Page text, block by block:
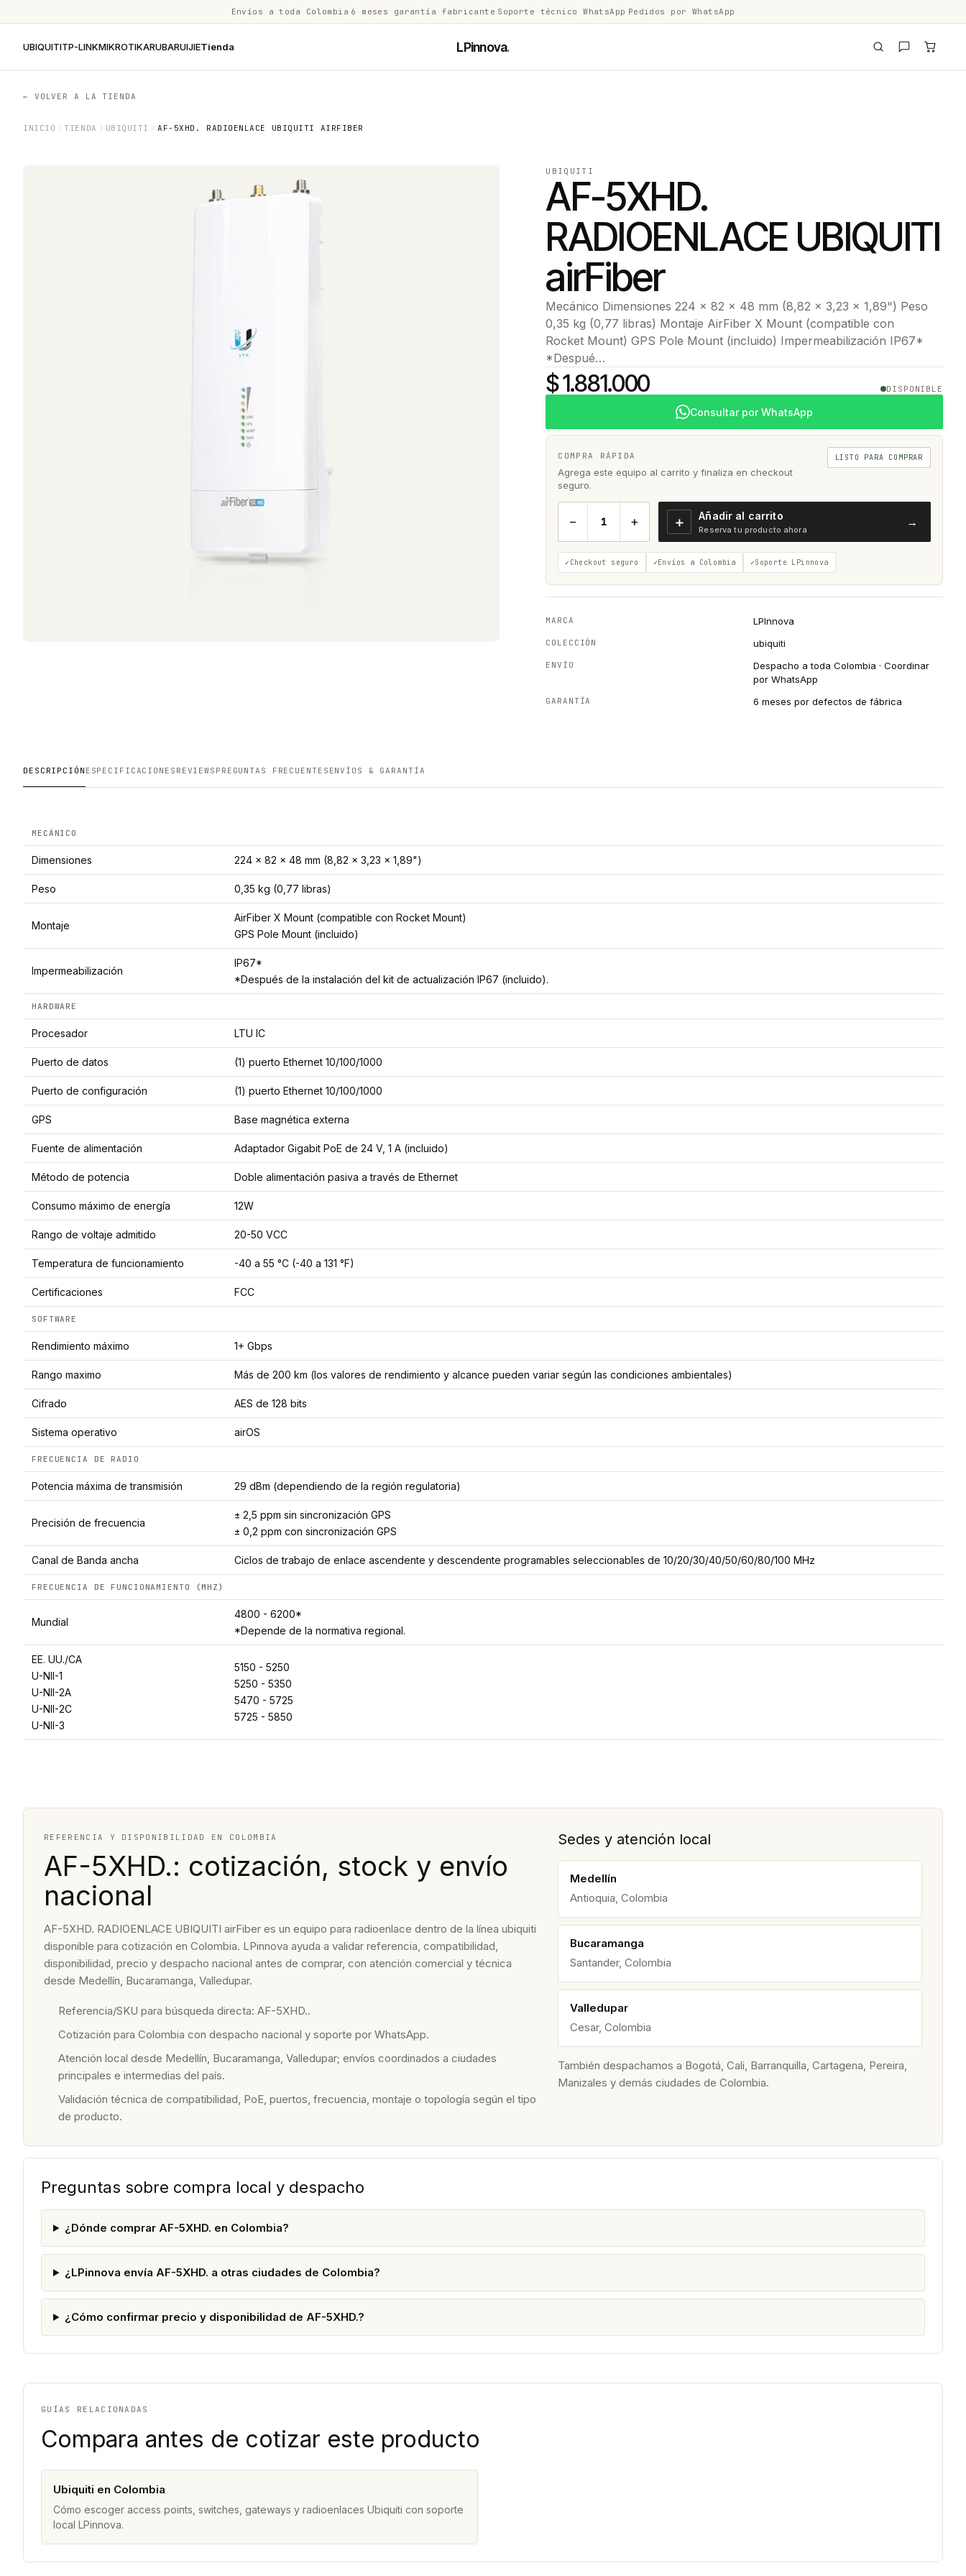
Envíos a toda Colombia 6 meses garantía fabricante Soporte técnico WhatsApp Pedidos por WhatsApp
UBIQUITITP-LINKMIKROTIKARUBARUIJIETienda LPinnova.
← VOLVER A LA TIENDA
INICIO TIENDA UBIQUITI AF-5XHD. RADIOENLACE UBIQUITI AIRFIBER
UBIQUITI
AF-5XHD.
RADIOENLACE UBIQUITI
airFiber
Mecánico Dimensiones 224 x 82 x 48 mm (8,82 x 3,23 x 1,89") Peso
0,35 kg (0,77 libras) Montaje AirFiber X Mount (compatible con
Rocket Mount) GPS Pole Mount (incluido) Impermeabilización IP67*
*Despué…
$ 1.881.000 DISPONIBLE
Consultar por WhatsApp
COMPRA RÁPIDA
Agrega este equipo al carrito y finaliza en checkout
seguro.
LISTO PARA COMPRAR
− + ＋ Añadir al carrito
Reserva tu producto ahora
→
Checkout seguro Envíos a Colombia Soporte LPinnova
MARCA LPInnova
COLECCIÓN ubiquiti
ENVÍO
Despacho a toda Colombia · Coordinar
por WhatsApp
GARANTÍA 6 meses por defectos de fábrica
DESCRIPCIÓN ESPECIFICACIONES REVIEWS PREGUNTAS FRECUENTES ENVÍOS & GARANTÍA
MECÁNICO
Dimensiones 224 x 82 x 48 mm (8,82 x 3,23 x 1,89")
Peso 0,35 kg (0,77 libras)
Montaje
AirFiber X Mount (compatible con Rocket Mount)
GPS Pole Mount (incluido)
Impermeabilización
IP67*
*Después de la instalación del kit de actualización IP67 (incluido).
HARDWARE
Procesador LTU IC
Puerto de datos (1) puerto Ethernet 10/100/1000
Puerto de configuración (1) puerto Ethernet 10/100/1000
GPS Base magnética externa
Fuente de alimentación Adaptador Gigabit PoE de 24 V, 1 A (incluido)
Método de potencia Doble alimentación pasiva a través de Ethernet
Consumo máximo de energía 12W
Rango de voltaje admitido 20-50 VCC
Temperatura de funcionamiento -40 a 55 °C (-40 a 131 °F)
Certificaciones FCC
SOFTWARE
Rendimiento máximo 1+ Gbps
Rango maximo Más de 200 km (los valores de rendimiento y alcance pueden variar según las condiciones ambientales)
Cifrado AES de 128 bits
Sistema operativo airOS
FRECUENCIA DE RADIO
Potencia máxima de transmisión 29 dBm (dependiendo de la región regulatoria)
Precisión de frecuencia
± 2,5 ppm sin sincronización GPS
± 0,2 ppm con sincronización GPS
Canal de Banda ancha Ciclos de trabajo de enlace ascendente y descendente programables seleccionables de 10/20/30/40/50/60/80/100 MHz
FRECUENCIA DE FUNCIONAMIENTO (MHZ)
Mundial
4800 - 6200*
*Depende de la normativa regional.
EE. UU./CA
U-NII-1
U-NII-2A
U-NII-2C
U-NII-3
5150 - 5250
5250 - 5350
5470 - 5725
5725 - 5850
REFERENCIA Y DISPONIBILIDAD EN COLOMBIA
AF-5XHD.: cotización, stock y envío
nacional
AF-5XHD. RADIOENLACE UBIQUITI airFiber es un equipo para radioenlace dentro de la línea ubiquiti
disponible para cotización en Colombia. LPinnova ayuda a validar referencia, compatibilidad,
disponibilidad, precio y despacho nacional antes de comprar, con atención comercial y técnica
desde Medellín, Bucaramanga, Valledupar.
Referencia/SKU para búsqueda directa: AF-5XHD..
Cotización para Colombia con despacho nacional y soporte por WhatsApp.
Atención local desde Medellín, Bucaramanga, Valledupar; envíos coordinados a ciudades
principales e intermedias del país.
Validación técnica de compatibilidad, PoE, puertos, frecuencia, montaje o topología según el tipo
de producto.
Sedes y atención local
Medellín
Antioquia, Colombia
Bucaramanga
Santander, Colombia
Valledupar
Cesar, Colombia
También despachamos a Bogotá, Cali, Barranquilla, Cartagena, Pereira,
Manizales y demás ciudades de Colombia.
Preguntas sobre compra local y despacho
¿Dónde comprar AF-5XHD. en Colombia?
¿LPinnova envía AF-5XHD. a otras ciudades de Colombia?
¿Cómo confirmar precio y disponibilidad de AF-5XHD.?
GUÍAS RELACIONADAS
Compara antes de cotizar este producto
Ubiquiti en Colombia
Cómo escoger access points, switches, gateways y radioenlaces Ubiquiti con soporte
local LPinnova.